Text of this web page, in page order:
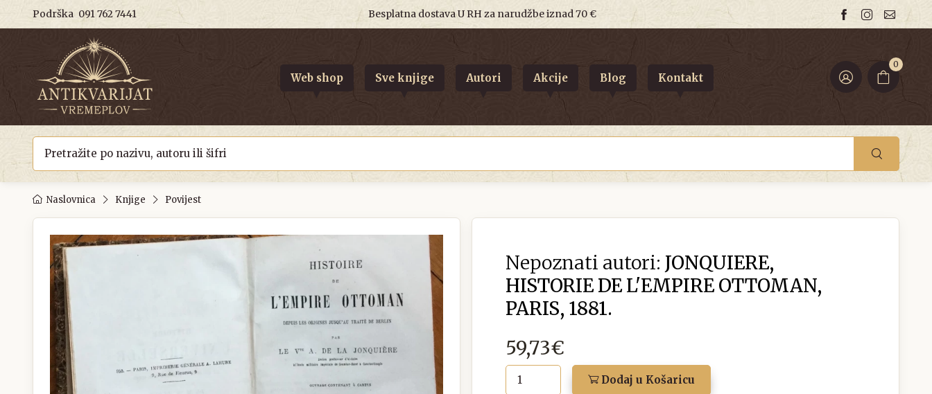
Podrška 091 762 7441 Besplatna dostava U RH za narudžbe iznad 70 €
0
Web shop Sve knjige Autori Akcije Blog Kontakt
Naslovnica Knjige Povijest
Nepoznati autori: JONQUIERE,
HISTORIE DE L'EMPIRE OTTOMAN,
PARIS, 1881.
59,73€
Dodaj u Košaricu